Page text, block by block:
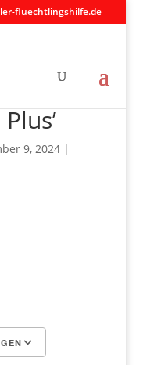
fluechtlingshilfe.de
9, 2024|